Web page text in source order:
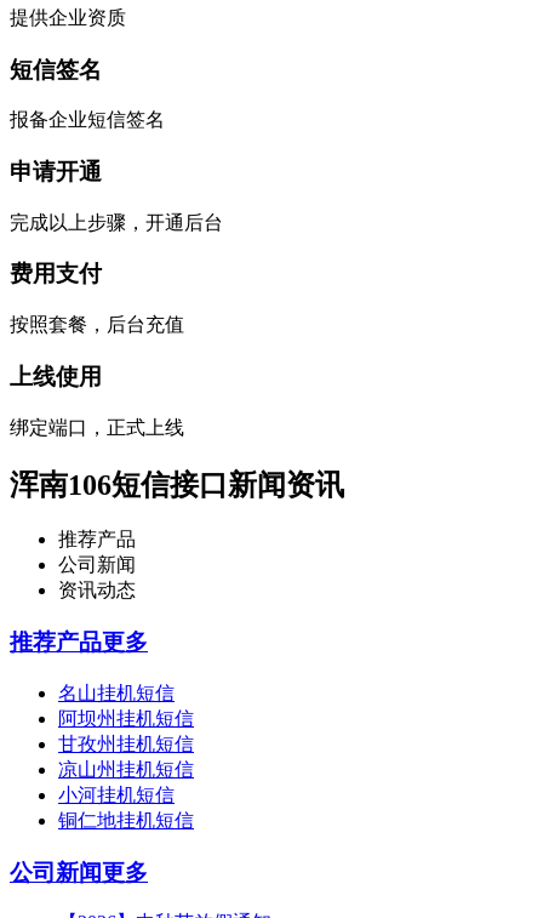
提供企业资质
短信签名
报备企业短信签名
申请开通
完成以上步骤，开通后台
费用支付
按照套餐，后台充值
上线使用
绑定端口，正式上线
浑南106短信接口新闻资讯
推荐产品
公司新闻
资讯动态
推荐产品更多
名山挂机短信
阿坝州挂机短信
甘孜州挂机短信
凉山州挂机短信
小河挂机短信
铜仁地挂机短信
公司新闻更多